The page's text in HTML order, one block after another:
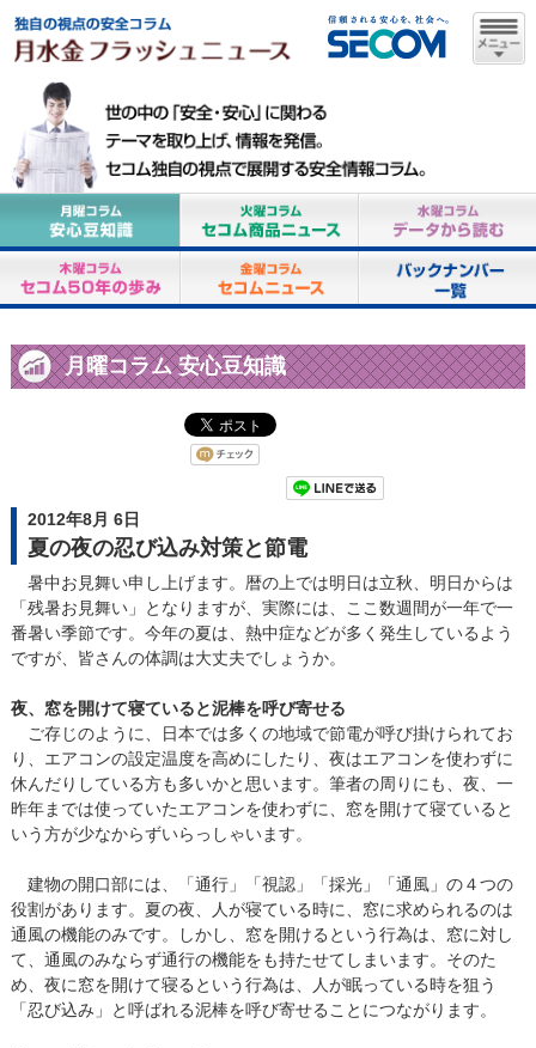
月曜コラム 安心豆知識
2012年8月 6日
夏の夜の忍び込み対策と節電
暑中お見舞い申し上げます。暦の上では明日は立秋、明日からは
「残暑お見舞い」となりますが、実際には、ここ数週間が一年で一
番暑い季節です。今年の夏は、熱中症などが多く発生しているよう
ですが、皆さんの体調は大丈夫でしょうか。
夜、窓を開けて寝ていると泥棒を呼び寄せる
ご存じのように、日本では多くの地域で節電が呼び掛けられてお
り、エアコンの設定温度を高めにしたり、夜はエアコンを使わずに
休んだりしている方も多いかと思います。筆者の周りにも、夜、一
昨年までは使っていたエアコンを使わずに、窓を開けて寝ていると
いう方が少なからずいらっしゃいます。
建物の開口部には、「通行」「視認」「採光」「通風」の４つの
役割があります。夏の夜、人が寝ている時に、窓に求められるのは
通風の機能のみです。しかし、窓を開けるという行為は、窓に対し
て、通風のみならず通行の機能をも持たせてしまいます。そのた
め、夜に窓を開けて寝るという行為は、人が眠っている時を狙う
「忍び込み」と呼ばれる泥棒を呼び寄せることにつながります。